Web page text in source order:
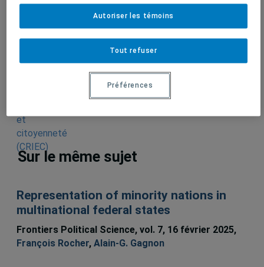
Centre de
immigration,
ethnicité et
citoyenneté
(CRIEC)
Sur le même sujet
Representation of minority nations in
multinational federal states
Frontiers Political Science, vol. 7, 16 février 2025,
François Rocher, Alain-G. Gagnon
Tout refuser
Autoriser les témoins
Préférences